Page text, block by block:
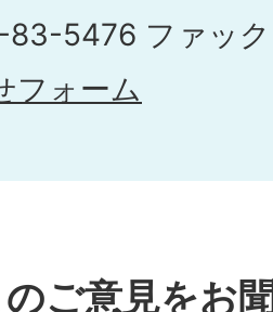
83-5476 ファッ
フォーム
ご意見をお